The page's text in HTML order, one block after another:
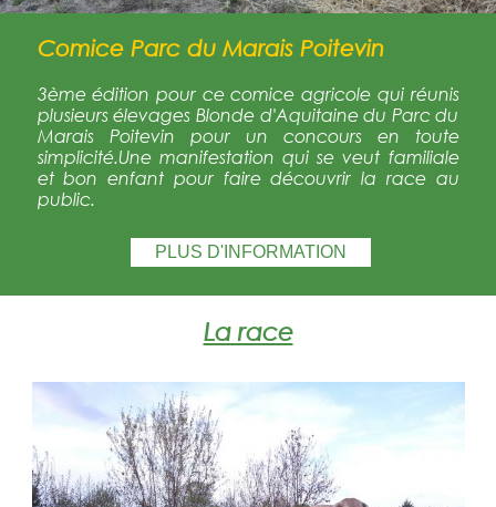
Comice Parc du Marais Poitevin
3ème édition pour ce comice agricole qui réunis
plusieurs élevages Blonde d'Aquitaine du Parc du
Marais Poitevin pour un concours en toute
simplicité.Une manifestation qui se veut familiale
et bon enfant pour faire découvrir la race au
public.
PLUS D'INFORMATION
La race